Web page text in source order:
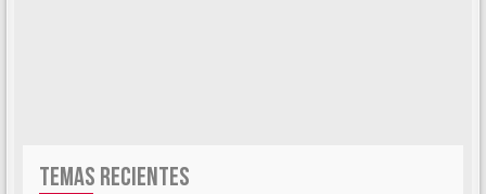
TEMAS RECIENTES